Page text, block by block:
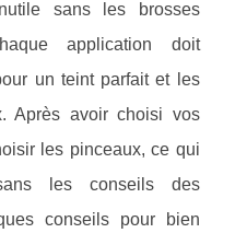
sans les brosses
application doit
un teint parfait et les
Après avoir choisi vos
les pinceaux, ce qui
les conseils des
conseils pour bien